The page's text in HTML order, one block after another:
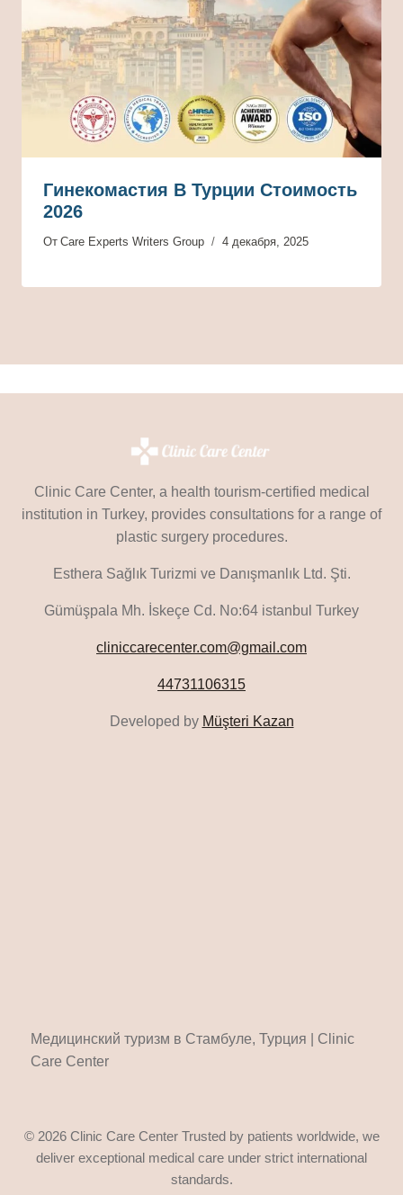
Гинекомастия В Турции Стоимость
2026
От Care Experts Writers Group 4 декабря, 2025
Clinic Care Center, a health tourism-certified medical
institution in Turkey, provides consultations for a range of
plastic surgery procedures.
Esthera Sağlık Turizmi ve Danışmanlık Ltd. Şti.
Gümüşpala Mh. İskeçe Cd. No:64 istanbul Turkey
cliniccarecenter.com@gmail.com
44731106315
Developed by Müşteri Kazan
Медицинский туризм в Стамбуле, Турция | Clinic
Care Center
© 2026 Clinic Care Center Trusted by patients worldwide, we
deliver exceptional medical care under strict international
standards.